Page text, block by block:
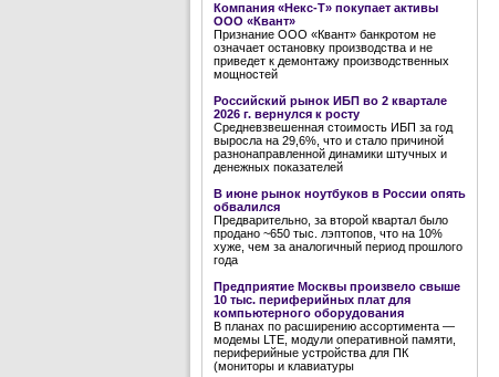
Компания «Некс-Т» покупает активы
ООО «Квант»
Признание ООО «Квант» банкротом не
означает остановку производства и не
приведет к демонтажу производственных
мощностей
Российский рынок ИБП во 2 квартале
2026 г. вернулся к росту
Средневзвешенная стоимость ИБП за год
выросла на 29,6%, что и стало причиной
разнонаправленной динамики штучных и
денежных показателей
В июне рынок ноутбуков в России опять
обвалился
Предварительно, за второй квартал было
продано ~650 тыс. лэптопов, что на 10%
хуже, чем за аналогичный период прошлого
года
Предприятие Москвы произвело свыше
10 тыс. периферийных плат для
компьютерного оборудования
В планах по расширению ассортимента —
модемы LTE, модули оперативной памяти,
периферийные устройства для ПК
(мониторы и клавиатуры